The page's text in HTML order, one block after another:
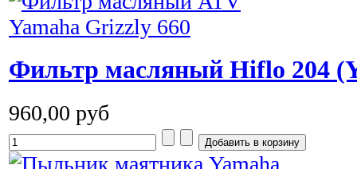
Фильтр масляный Hiflo 204
960,00 руб